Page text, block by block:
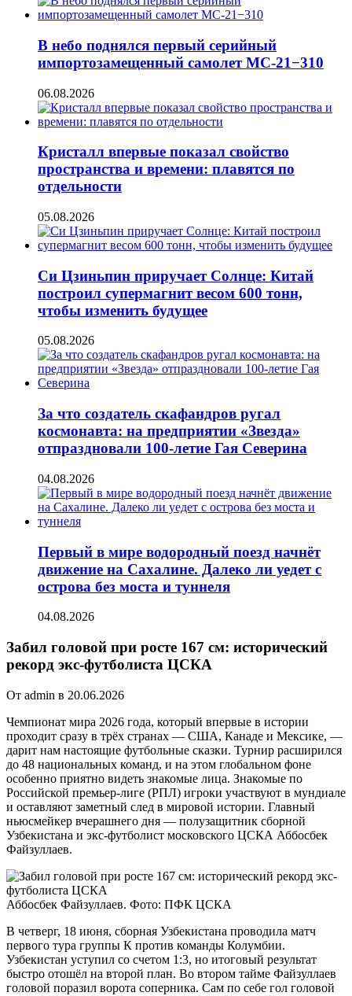
В небо поднялся первый серийный
импортозамещенный самолет МС-21−310
06.08.2026
Кристалл впервые показал свойство
пространства и времени: плавятся по
отдельности
05.08.2026
Си Цзиньпин приручает Солнце: Китай
построил супермагнит весом 600 тонн,
чтобы изменить будущее
05.08.2026
За что создатель скафандров ругал
космонавта: на предприятии «Звезда»
отпраздновали 100-летие Гая Северина
04.08.2026
Первый в мире водородный поезд начнёт
движение на Сахалине. Далеко ли уедет с
острова без моста и туннеля
04.08.2026
Забил головой при росте 167 см: исторический
рекорд экс-футболиста ЦСКА
От admin в 20.06.2026
Чемпионат мира 2026 года, который впервые в истории
проходит сразу в трёх странах — США, Канаде и Мексике, —
дарит нам настоящие футбольные сказки. Турнир расширился
до 48 национальных команд, и на этом глобальном фоне
особенно приятно видеть знакомые лица. Знакомые по
Российской премьер-лиге (РПЛ) игроки участвуют в мундиале
и оставляют заметный след в мировой истории. Главный
ньюсмейкер вчерашнего дня — полузащитник сборной
Узбекистана и экс-футболист московского ЦСКА Аббосбек
Файзуллаев.
Аббосбек Файзуллаев. Фото: ПФК ЦСКА
В четверг, 18 июня, сборная Узбекистана проводила матч
первого тура группы К против команды Колумбии.
Узбекистан уступил со счетом 1:3, но итоговый результат
быстро отошёл на второй план. Во втором тайме Файзуллаев
головой поразил ворота соперника. Сам по себе гол головой